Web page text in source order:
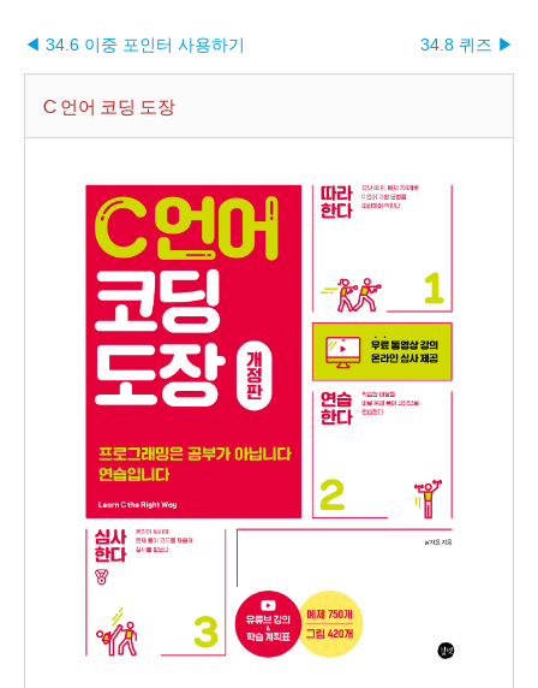
◀ 34.6 이중 포인터 사용하기 34.8 퀴즈 ▶︎
C 언어 코딩 도장